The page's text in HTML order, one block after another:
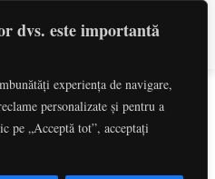
dvs. este importantă
experiența de navigare,
personalizate și pentru a
pe „Acceptă tot”, acceptațiCaută